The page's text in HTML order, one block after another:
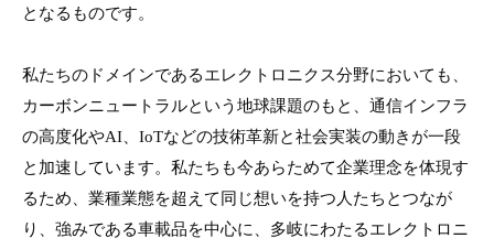
となるものです。
私たちのドメインであるエレクトロニクス分野においても、
カーボンニュートラルという地球課題のもと、通信インフラ
の高度化やAI、IoTなどの技術革新と社会実装の動きが一段
と加速しています。私たちも今あらためて企業理念を体現す
るため、業種業態を超えて同じ想いを持つ人たちとつなが
り、強みである車載品を中心に、多岐にわたるエレクトロニ